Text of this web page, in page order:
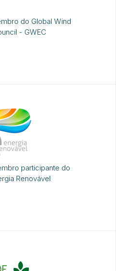
do Global Wind
- GWEC
participante do
Renovável